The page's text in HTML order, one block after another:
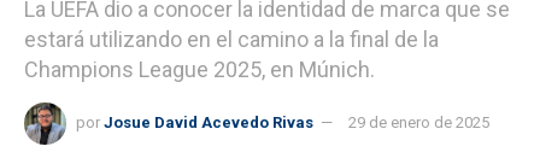
La UEFA dio a conocer la identidad de marca que se
estará utilizando en el camino a la final de la
Champions League 2025, en Múnich.
por Josue David Acevedo Rivas 29 de enero de 2025